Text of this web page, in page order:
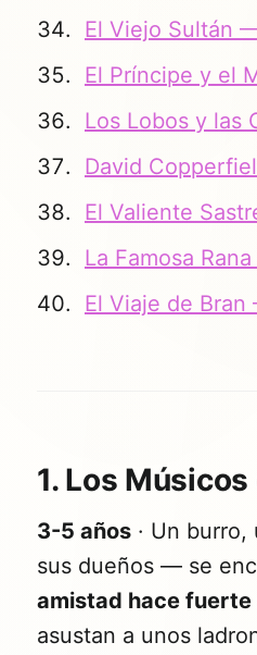
El Viejo Sultán
El Príncipe y el
Los Lobos y las
David
El Valiente
La Famosa
El Viaje de
1. Los
3-5 años · Un
sus dueños — se
amistad hace fuerte
asustan a unos